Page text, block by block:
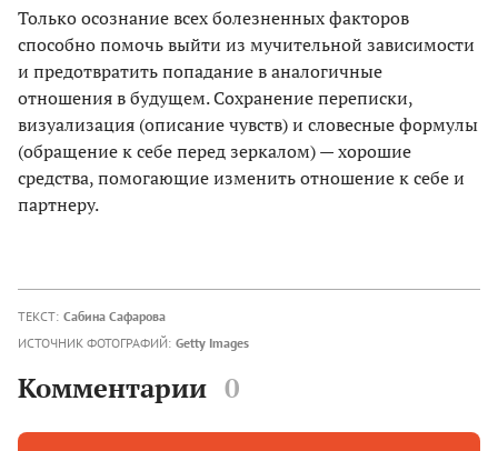
Только осознание всех болезненных факторов
способно помочь выйти из мучительной зависимости
и предотвратить попадание в аналогичные
отношения в будущем. Сохранение переписки,
визуализация (описание чувств) и словесные формулы
(обращение к себе перед зеркалом) — хорошие
средства, помогающие изменить отношение к себе и
партнеру.
ТЕКСТ: Сабина Сафарова
ИСТОЧНИК ФОТОГРАФИЙ: Getty Images
Комментарии 0